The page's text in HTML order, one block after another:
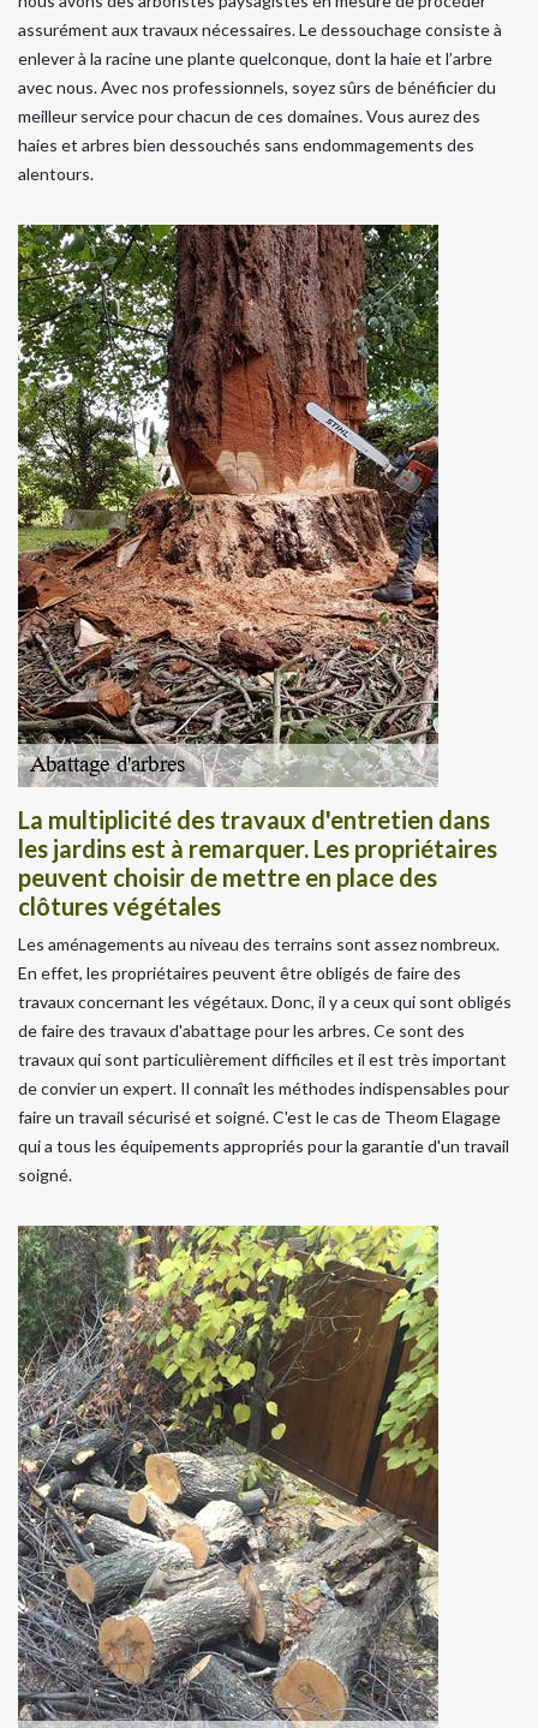
assurément aux travaux nécessaires. Le dessouchage consiste à
enlever à la racine une plante quelconque, dont la haie et l’arbre
avec nous. Avec nos professionnels, soyez sûrs de bénéficier du
meilleur service pour chacun de ces domaines. Vous aurez des
haies et arbres bien dessouchés sans endommagements des
alentours.
La multiplicité des travaux d'entretien dans
les jardins est à remarquer. Les propriétaires
peuvent choisir de mettre en place des
clôtures végétales
Les aménagements au niveau des terrains sont assez nombreux.
En effet, les propriétaires peuvent être obligés de faire des
travaux concernant les végétaux. Donc, il y a ceux qui sont obligés
de faire des travaux d'abattage pour les arbres. Ce sont des
travaux qui sont particulièrement difficiles et il est très important
de convier un expert. Il connaît les méthodes indispensables pour
faire un travail sécurisé et soigné. C'est le cas de Theom Elagage
qui a tous les équipements appropriés pour la garantie d'un travail
soigné.